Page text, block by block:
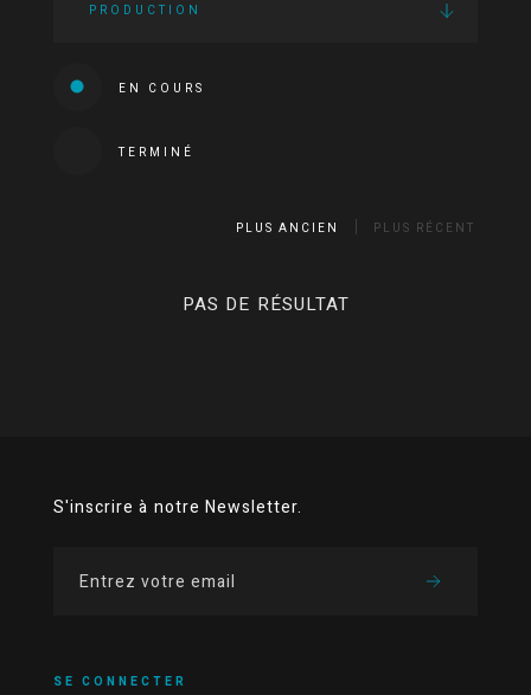
PRODUCTION
EN COURS
TERMINÉ
PLUS ANCIEN PLUS RÉCENT
PAS DE RÉSULTAT
S'inscrire à notre Newsletter.
SE CONNECTER